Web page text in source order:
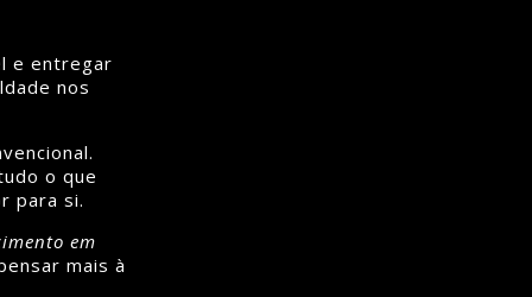
e entregar
nos
o que
para si.
em
mais à